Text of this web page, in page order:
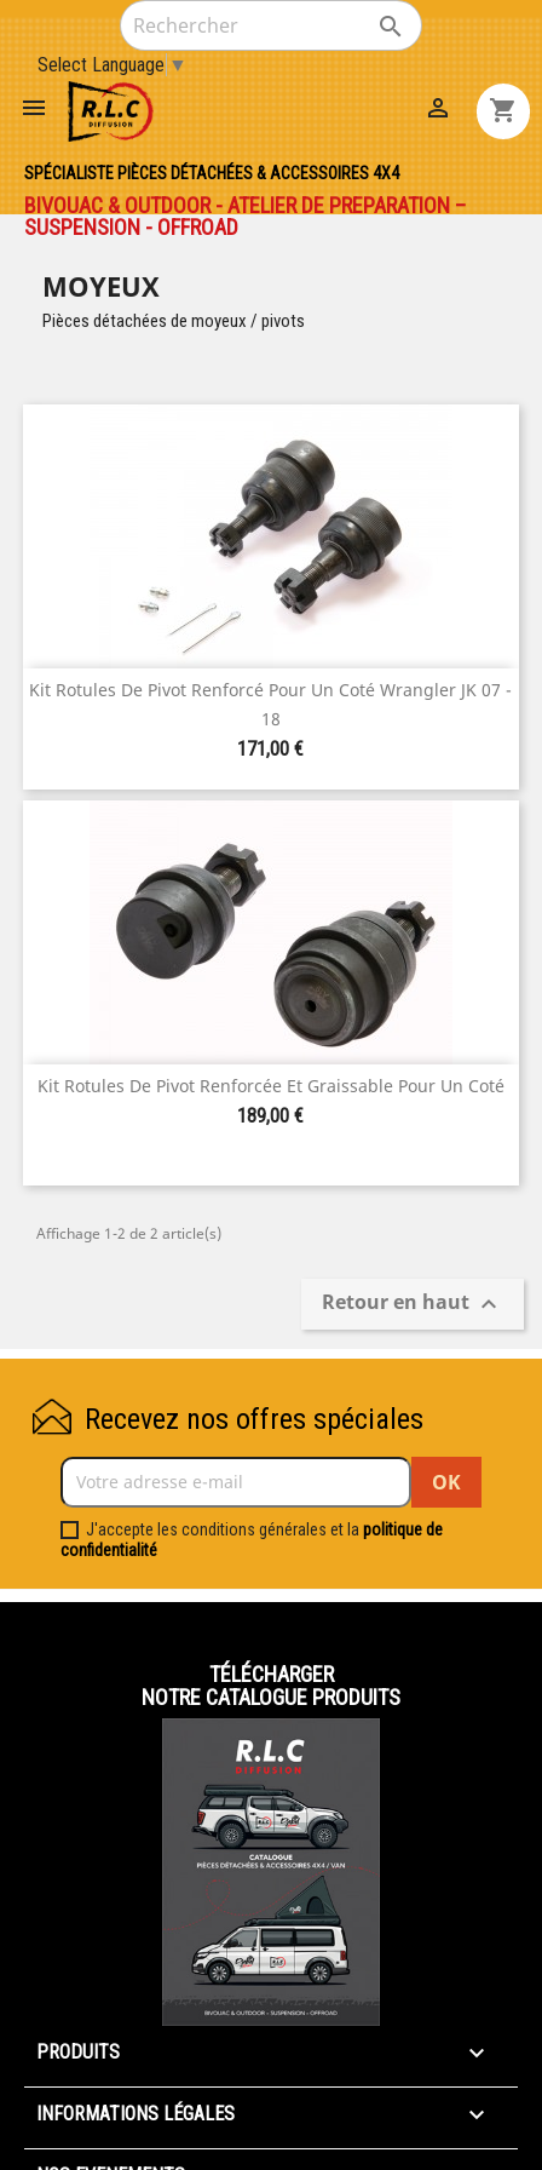

Select Language ▼
 shopping_cart

SPÉCIALISTE PIÈCES DÉTACHÉES & ACCESSOIRES 4X4
BIVOUAC & OUTDOOR - ATELIER DE PREPARATION –
SUSPENSION - OFFROAD
MOYEUX
Pièces détachées de moyeux / pivots
Kit Rotules De Pivot Renforcé Pour Un Coté Wrangler JK 07 -
18
Prix
171,00 €
Kit Rotules De Pivot Renforcée Et Graissable Pour Un Coté
Prix
189,00 €
Affichage 1-2 de 2 article(s)
Retour en haut 
Recevez nos offres spéciales
J'accepte les conditions générales et la politique de
confidentialité
TÉLÉCHARGER
NOTRE CATALOGUE PRODUITS
PRODUITS 
INFORMATIONS LÉGALES 